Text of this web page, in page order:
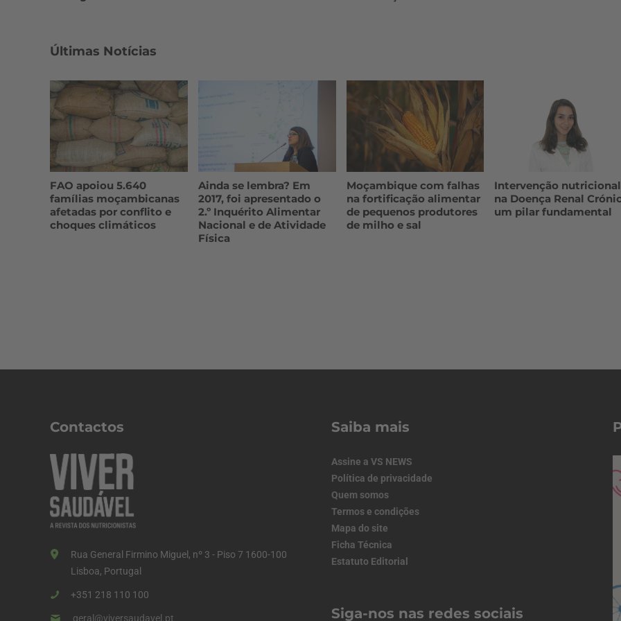
Últimas Notícias
FAO apoiou 5.640
famílias moçambicanas
afetadas por conflito e
choques climáticos
Ainda se lembra? Em
2017, foi apresentado o
2.º Inquérito Alimentar
Nacional e de Atividade
Física
Moçambique com falhas
na fortificação alimentar
de pequenos produtores
de milho e sal
Intervenção nutricional
na Doença Renal
um pilar fundamental
Contactos
Rua General Firmino Miguel, nº 3 - Piso 7 1600-100
Lisboa, Portugal
+351 218 110 100
geral@viversaudavel.pt
Saiba mais
Assine a VS NEWS
Política de privacidade
Quem somos
Termos e condições
Mapa do site
Ficha Técnica
Estatuto Editorial
Siga-nos nas redes sociais